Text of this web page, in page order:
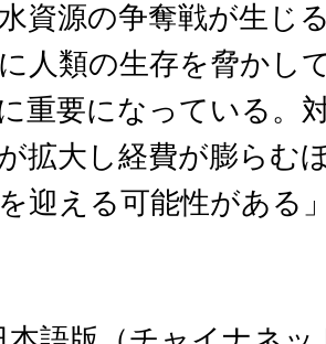
資源の争奪戦が生じ
人類の生存を脅かし
重要になっている。
拡大し経費が膨らむ
迎える可能性がある